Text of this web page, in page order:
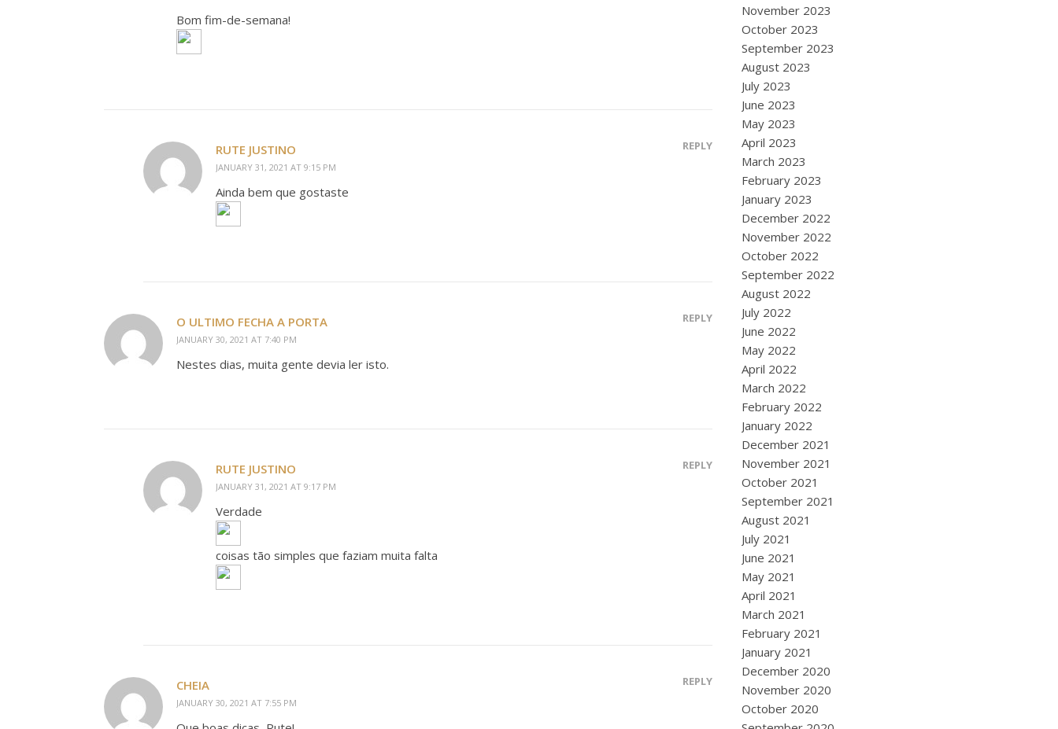
Bom fim-de-semana!
RUTE JUSTINO
JANUARY 31, 2021 AT 9:15 PM
REPLY
Ainda bem que gostaste
O ULTIMO FECHA A PORTA
JANUARY 30, 2021 AT 7:40 PM
REPLY
Nestes dias, muita gente devia ler isto.
RUTE JUSTINO
JANUARY 31, 2021 AT 9:17 PM
REPLY
Verdade
coisas tão simples que faziam muita falta
CHEIA
JANUARY 30, 2021 AT 7:55 PM
REPLY
November 2023
October 2023
September 2023
August 2023
July 2023
June 2023
May 2023
April 2023
March 2023
February 2023
January 2023
December 2022
November 2022
October 2022
September 2022
August 2022
July 2022
June 2022
May 2022
April 2022
March 2022
February 2022
January 2022
December 2021
November 2021
October 2021
September 2021
August 2021
July 2021
June 2021
May 2021
April 2021
March 2021
February 2021
January 2021
December 2020
November 2020
October 2020